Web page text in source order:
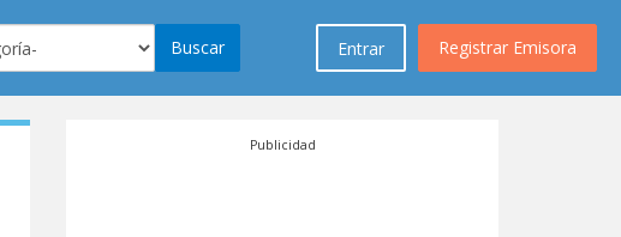
Registrar Emisora
Entrar
Buscar
Publicidad